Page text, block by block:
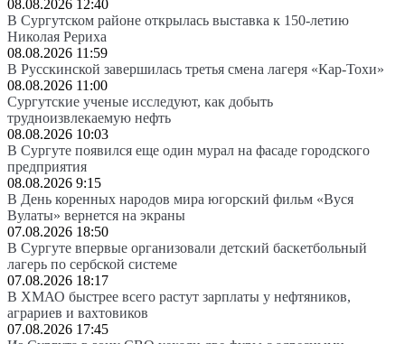
08.08.2026 12:40
В Сургутском районе открылась выставка к 150-летию
Николая Рериха
08.08.2026 11:59
В Русскинской завершилась третья смена лагеря «Кар-Тохи»
08.08.2026 11:00
Сургутские ученые исследуют, как добыть
трудноизвлекаемую нефть
08.08.2026 10:03
В Сургуте появился еще один мурал на фасаде городского
предприятия
08.08.2026 9:15
В День коренных народов мира югорский фильм «Вуся
Вулаты» вернется на экраны
07.08.2026 18:50
В Сургуте впервые организовали детский баскетбольный
лагерь по сербской системе
07.08.2026 18:17
В ХМАО быстрее всего растут зарплаты у нефтяников,
аграриев и вахтовиков
07.08.2026 17:45